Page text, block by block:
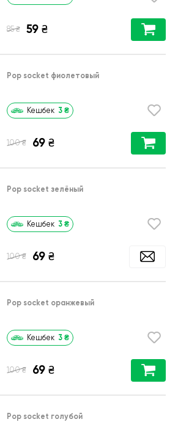
85 ₴ 59 ₴
Pop socket фиолетовый
Кешбек 3 ₴
100 ₴ 69 ₴
Pop socket зелёный
Кешбек 3 ₴
100 ₴ 69 ₴
Pop socket оранжевый
Кешбек 3 ₴
100 ₴ 69 ₴
Pop socket голубой